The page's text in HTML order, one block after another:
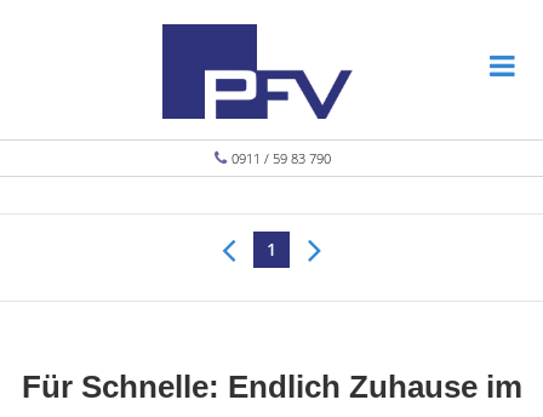
0911 / 59 83 790
1
Für Schnelle: Endlich Zuhause im